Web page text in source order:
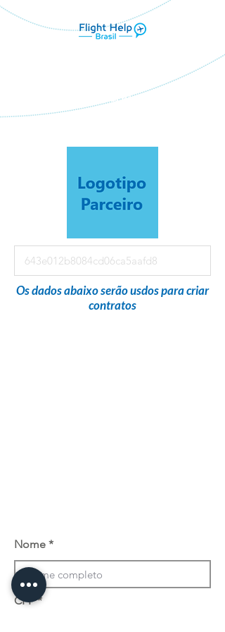
em parceria com
Os dados abaixo serão usdos para criar
contratos
Nome
CPF